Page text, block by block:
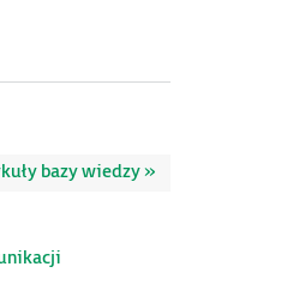
bazy wiedzy »